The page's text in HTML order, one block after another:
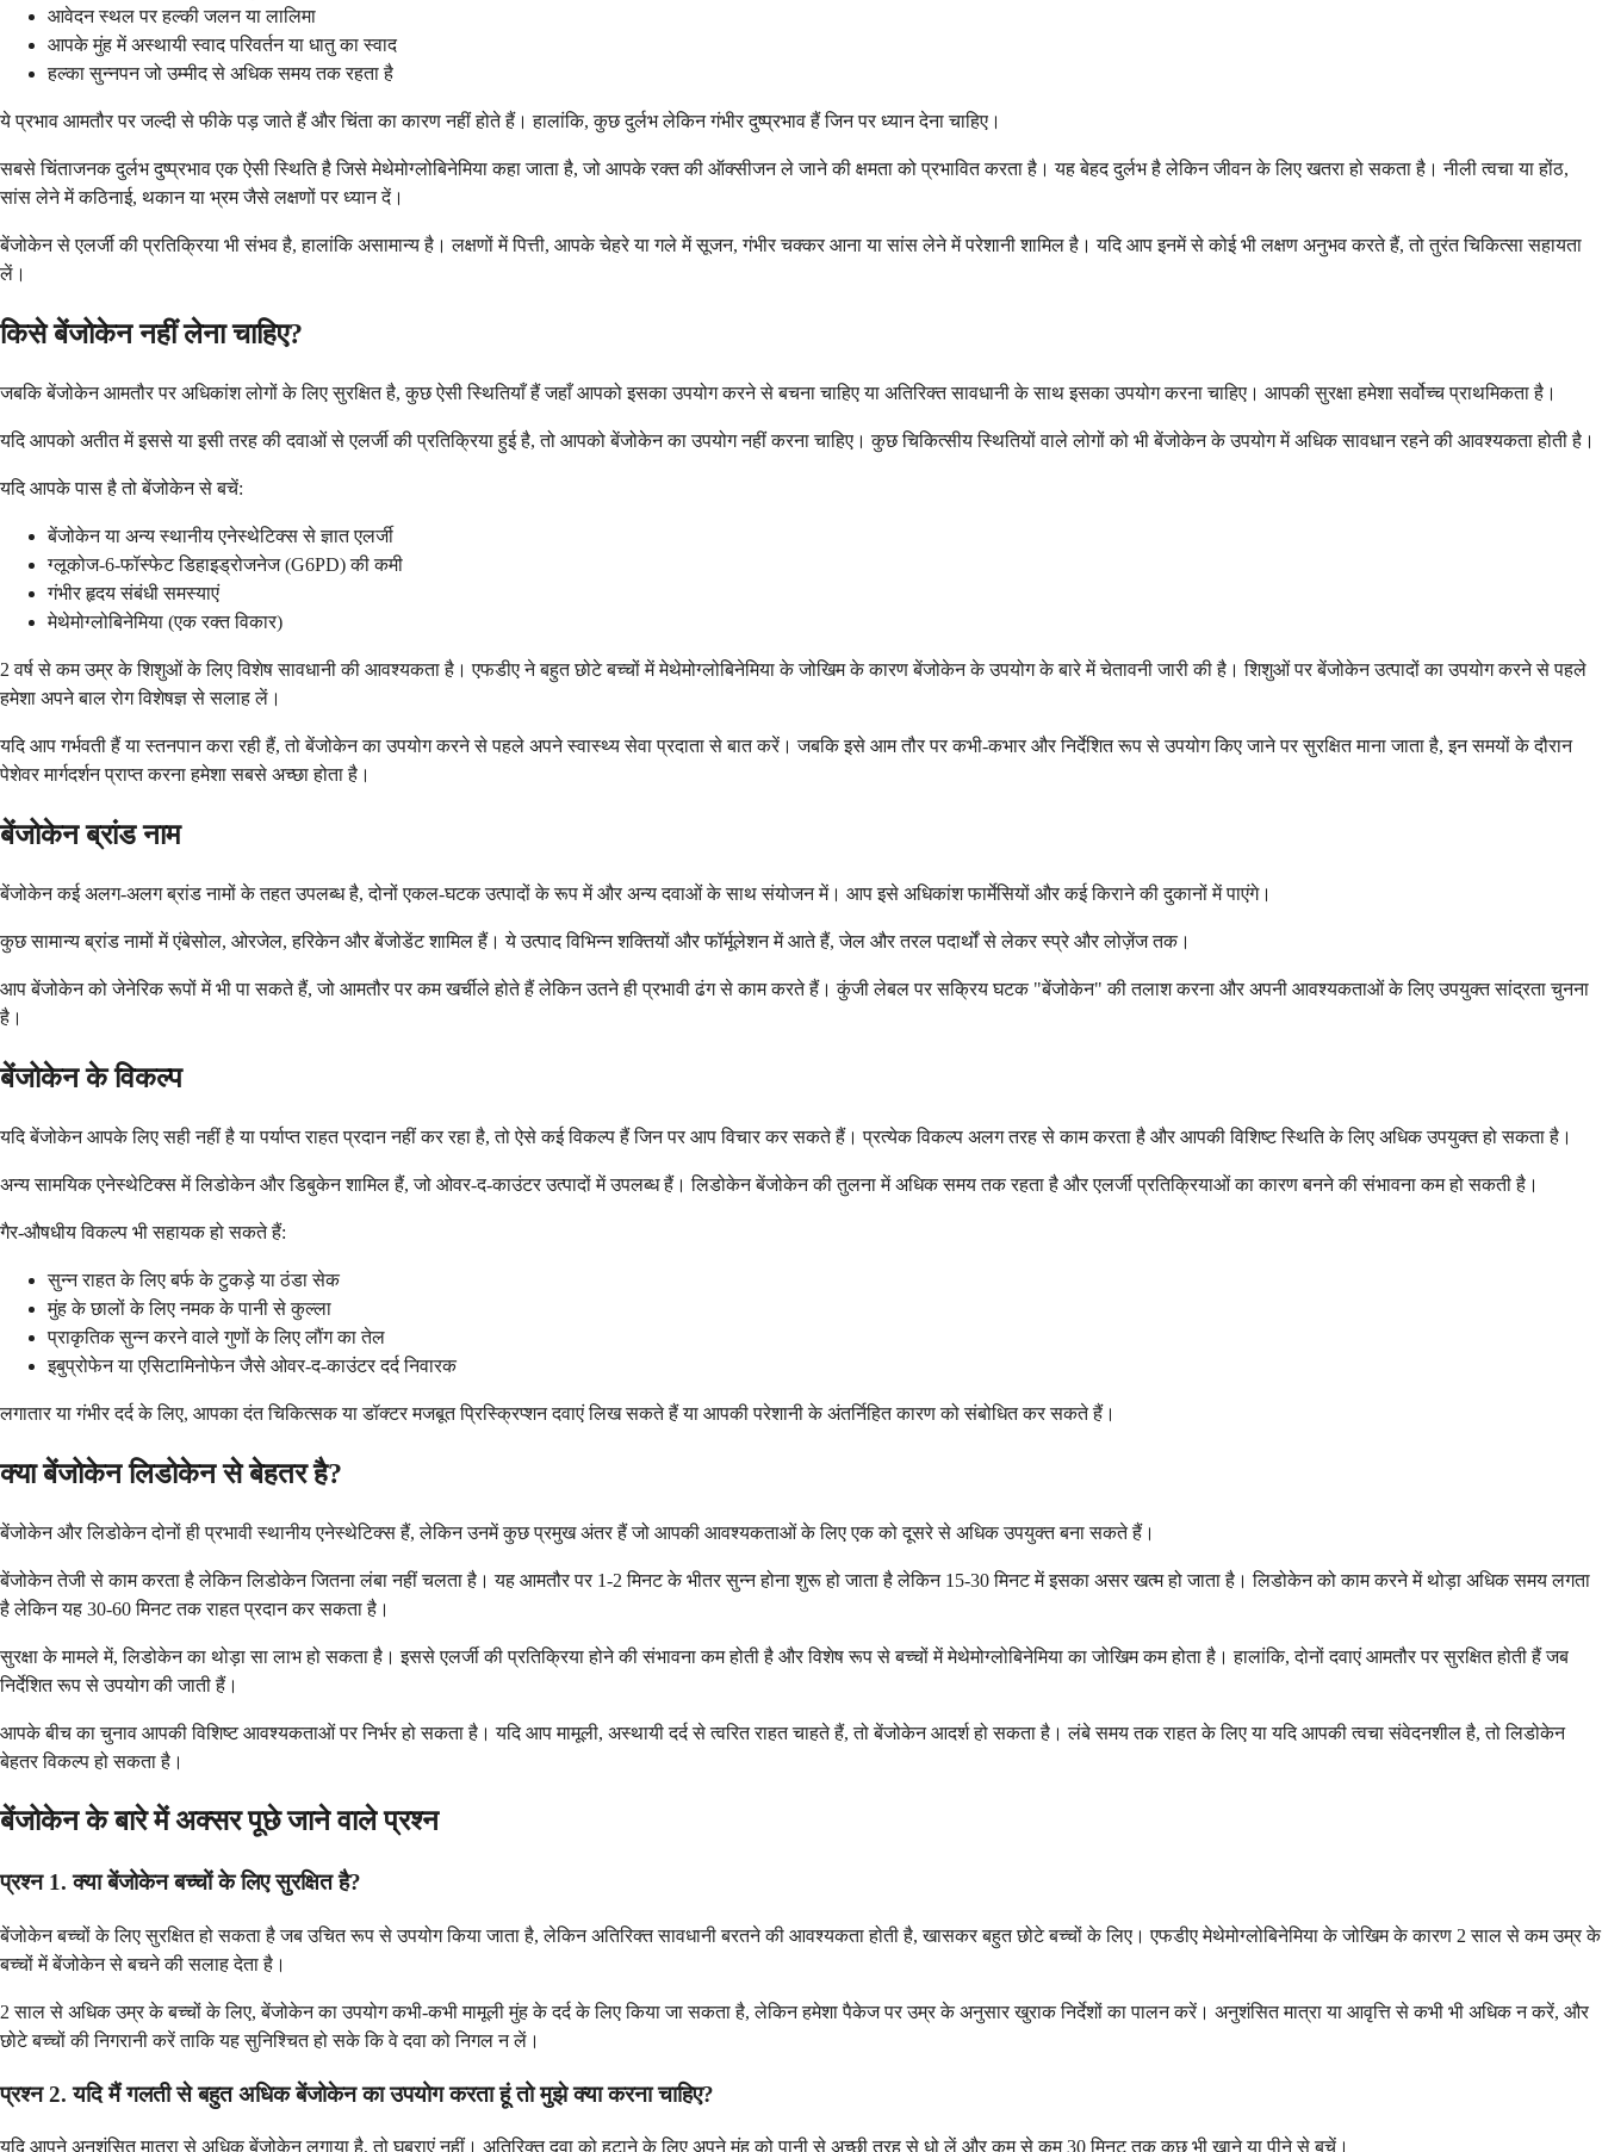
आवेदन स्थल पर हल्की जलन या लालिमा
आपके मुंह में अस्थायी स्वाद परिवर्तन या धातु का स्वाद
हल्का सुन्नपन जो उम्मीद से अधिक समय तक रहता है
ये प्रभाव आमतौर पर जल्दी से फीके पड़ जाते हैं और चिंता का कारण नहीं होते हैं। हालांकि, कुछ दुर्लभ लेकिन गंभीर दुष्प्रभाव हैं जिन पर ध्यान देना चाहिए।
सबसे चिंताजनक दुर्लभ दुष्प्रभाव एक ऐसी स्थिति है जिसे मेथेमोग्लोबिनेमिया कहा जाता है, जो आपके रक्त की ऑक्सीजन ले जाने की क्षमता को प्रभावित करता है। यह बेहद दुर्लभ है लेकिन जीवन के लिए खतरा हो सकता है। नीली त्वचा या होंठ,
सांस लेने में कठिनाई, थकान या भ्रम जैसे लक्षणों पर ध्यान दें।
बेंजोकेन से एलर्जी की प्रतिक्रिया भी संभव है, हालांकि असामान्य है। लक्षणों में पित्ती, आपके चेहरे या गले में सूजन, गंभीर चक्कर आना या सांस लेने में परेशानी शामिल है। यदि आप इनमें से कोई भी लक्षण अनुभव करते हैं, तो तुरंत चिकित्सा सहायता
लें।
किसे बेंजोकेन नहीं लेना चाहिए?
जबकि बेंजोकेन आमतौर पर अधिकांश लोगों के लिए सुरक्षित है, कुछ ऐसी स्थितियाँ हैं जहाँ आपको इसका उपयोग करने से बचना चाहिए या अतिरिक्त सावधानी के साथ इसका उपयोग करना चाहिए। आपकी सुरक्षा हमेशा सर्वोच्च प्राथमिकता है।
यदि आपको अतीत में इससे या इसी तरह की दवाओं से एलर्जी की प्रतिक्रिया हुई है, तो आपको बेंजोकेन का उपयोग नहीं करना चाहिए। कुछ चिकित्सीय स्थितियों वाले लोगों को भी बेंजोकेन के उपयोग में अधिक सावधान रहने की आवश्यकता होती है।
यदि आपके पास है तो बेंजोकेन से बचें:
बेंजोकेन या अन्य स्थानीय एनेस्थेटिक्स से ज्ञात एलर्जी
ग्लूकोज-6-फॉस्फेट डिहाइड्रोजनेज (G6PD) की कमी
गंभीर हृदय संबंधी समस्याएं
मेथेमोग्लोबिनेमिया (एक रक्त विकार)
2 वर्ष से कम उम्र के शिशुओं के लिए विशेष सावधानी की आवश्यकता है। एफडीए ने बहुत छोटे बच्चों में मेथेमोग्लोबिनेमिया के जोखिम के कारण बेंजोकेन के उपयोग के बारे में चेतावनी जारी की है। शिशुओं पर बेंजोकेन उत्पादों का उपयोग करने से पहले
हमेशा अपने बाल रोग विशेषज्ञ से सलाह लें।
यदि आप गर्भवती हैं या स्तनपान करा रही हैं, तो बेंजोकेन का उपयोग करने से पहले अपने स्वास्थ्य सेवा प्रदाता से बात करें। जबकि इसे आम तौर पर कभी-कभार और निर्देशित रूप से उपयोग किए जाने पर सुरक्षित माना जाता है, इन समयों के दौरान
पेशेवर मार्गदर्शन प्राप्त करना हमेशा सबसे अच्छा होता है।
बेंजोकेन ब्रांड नाम
बेंजोकेन कई अलग-अलग ब्रांड नामों के तहत उपलब्ध है, दोनों एकल-घटक उत्पादों के रूप में और अन्य दवाओं के साथ संयोजन में। आप इसे अधिकांश फार्मेसियों और कई किराने की दुकानों में पाएंगे।
कुछ सामान्य ब्रांड नामों में एंबेसोल, ओरजेल, हरिकेन और बेंजोडेंट शामिल हैं। ये उत्पाद विभिन्न शक्तियों और फॉर्मूलेशन में आते हैं, जेल और तरल पदार्थों से लेकर स्प्रे और लोज़ेंज तक।
आप बेंजोकेन को जेनेरिक रूपों में भी पा सकते हैं, जो आमतौर पर कम खर्चीले होते हैं लेकिन उतने ही प्रभावी ढंग से काम करते हैं। कुंजी लेबल पर सक्रिय घटक "बेंजोकेन" की तलाश करना और अपनी आवश्यकताओं के लिए उपयुक्त सांद्रता चुनना
है।
बेंजोकेन के विकल्प
यदि बेंजोकेन आपके लिए सही नहीं है या पर्याप्त राहत प्रदान नहीं कर रहा है, तो ऐसे कई विकल्प हैं जिन पर आप विचार कर सकते हैं। प्रत्येक विकल्प अलग तरह से काम करता है और आपकी विशिष्ट स्थिति के लिए अधिक उपयुक्त हो सकता है।
अन्य सामयिक एनेस्थेटिक्स में लिडोकेन और डिबुकेन शामिल हैं, जो ओवर-द-काउंटर उत्पादों में उपलब्ध हैं। लिडोकेन बेंजोकेन की तुलना में अधिक समय तक रहता है और एलर्जी प्रतिक्रियाओं का कारण बनने की संभावना कम हो सकती है।
गैर-औषधीय विकल्प भी सहायक हो सकते हैं:
सुन्न राहत के लिए बर्फ के टुकड़े या ठंडा सेक
मुंह के छालों के लिए नमक के पानी से कुल्ला
प्राकृतिक सुन्न करने वाले गुणों के लिए लौंग का तेल
इबुप्रोफेन या एसिटामिनोफेन जैसे ओवर-द-काउंटर दर्द निवारक
लगातार या गंभीर दर्द के लिए, आपका दंत चिकित्सक या डॉक्टर मजबूत प्रिस्क्रिप्शन दवाएं लिख सकते हैं या आपकी परेशानी के अंतर्निहित कारण को संबोधित कर सकते हैं।
क्या बेंजोकेन लिडोकेन से बेहतर है?
बेंजोकेन और लिडोकेन दोनों ही प्रभावी स्थानीय एनेस्थेटिक्स हैं, लेकिन उनमें कुछ प्रमुख अंतर हैं जो आपकी आवश्यकताओं के लिए एक को दूसरे से अधिक उपयुक्त बना सकते हैं।
बेंजोकेन तेजी से काम करता है लेकिन लिडोकेन जितना लंबा नहीं चलता है। यह आमतौर पर 1-2 मिनट के भीतर सुन्न होना शुरू हो जाता है लेकिन 15-30 मिनट में इसका असर खत्म हो जाता है। लिडोकेन को काम करने में थोड़ा अधिक समय लगता
है लेकिन यह 30-60 मिनट तक राहत प्रदान कर सकता है।
सुरक्षा के मामले में, लिडोकेन का थोड़ा सा लाभ हो सकता है। इससे एलर्जी की प्रतिक्रिया होने की संभावना कम होती है और विशेष रूप से बच्चों में मेथेमोग्लोबिनेमिया का जोखिम कम होता है। हालांकि, दोनों दवाएं आमतौर पर सुरक्षित होती हैं जब
निर्देशित रूप से उपयोग की जाती हैं।
आपके बीच का चुनाव आपकी विशिष्ट आवश्यकताओं पर निर्भर हो सकता है। यदि आप मामूली, अस्थायी दर्द से त्वरित राहत चाहते हैं, तो बेंजोकेन आदर्श हो सकता है। लंबे समय तक राहत के लिए या यदि आपकी त्वचा संवेदनशील है, तो लिडोकेन
बेहतर विकल्प हो सकता है।
बेंजोकेन के बारे में अक्सर पूछे जाने वाले प्रश्न
प्रश्न 1. क्या बेंजोकेन बच्चों के लिए सुरक्षित है?
बेंजोकेन बच्चों के लिए सुरक्षित हो सकता है जब उचित रूप से उपयोग किया जाता है, लेकिन अतिरिक्त सावधानी बरतने की आवश्यकता होती है, खासकर बहुत छोटे बच्चों के लिए। एफडीए मेथेमोग्लोबिनेमिया के जोखिम के कारण 2 साल से कम उम्र के
बच्चों में बेंजोकेन से बचने की सलाह देता है।
2 साल से अधिक उम्र के बच्चों के लिए, बेंजोकेन का उपयोग कभी-कभी मामूली मुंह के दर्द के लिए किया जा सकता है, लेकिन हमेशा पैकेज पर उम्र के अनुसार खुराक निर्देशों का पालन करें। अनुशंसित मात्रा या आवृत्ति से कभी भी अधिक न करें, और
छोटे बच्चों की निगरानी करें ताकि यह सुनिश्चित हो सके कि वे दवा को निगल न लें।
प्रश्न 2. यदि मैं गलती से बहुत अधिक बेंजोकेन का उपयोग करता हूं तो मुझे क्या करना चाहिए?
यदि आपने अनुशंसित मात्रा से अधिक बेंजोकेन लगाया है, तो घबराएं नहीं। अतिरिक्त दवा को हटाने के लिए अपने मुंह को पानी से अच्छी तरह से धो लें और कम से कम 30 मिनट तक कुछ भी खाने या पीने से बचें।